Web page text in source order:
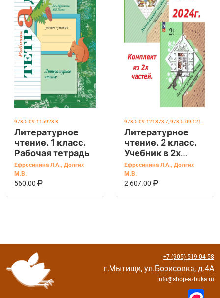
978-5-09-115928-8
Литературное
чтение. 1 класс.
Рабочая тетрадь
Ефросинина Л.А., Долгих
М.В.
560.00
В КОРЗИНУ
Литературное
чтение. 2 класс.
Учебник в 2х
частях
(КОМПЛЕКТ).
Ефросинина.
Новый ФГОС.
Ефросинина Л.А., Долгих
М.В.
2 607.00
В КОРЗИНУ
+7 (905) 519-04-58
г.Мытищи, ул.Борисовка, д.4А
info@shop-azbuka.ru